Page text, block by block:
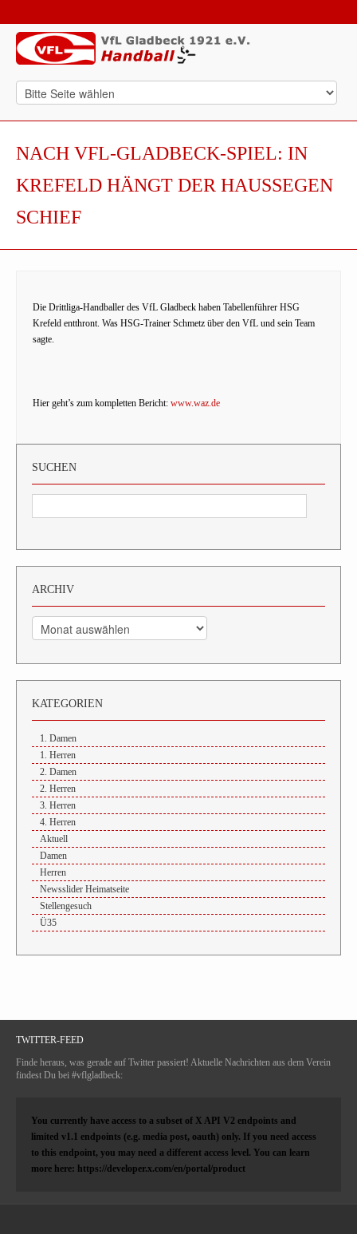
NACH VFL-GLADBECK-SPIEL: IN
KREFELD HÄNGT DER HAUSSEGEN
SCHIEF
Die Drittliga-Handballer des VfL Gladbeck haben Tabellenführer HSG
Krefeld entthront. Was HSG-Trainer Schmetz über den VfL und sein Team
sagte.
Hier geht’s zum kompletten Bericht: www.waz.de
SUCHEN
ARCHIV
Archiv
KATEGORIEN
1. Damen
1. Herren
2. Damen
2. Herren
3. Herren
4. Herren
Aktuell
Damen
Herren
Newsslider Heimatseite
Stellengesuch
Ü35
TWITTER-FEED
Finde heraus, was gerade auf Twitter passiert! Aktuelle Nachrichten aus dem Verein
findest Du bei #vflgladbeck:
You currently have access to a subset of X API V2 endpoints and
limited v1.1 endpoints (e.g. media post, oauth) only. If you need access
to this endpoint, you may need a different access level. You can learn
more here: https://developer.x.com/en/portal/product